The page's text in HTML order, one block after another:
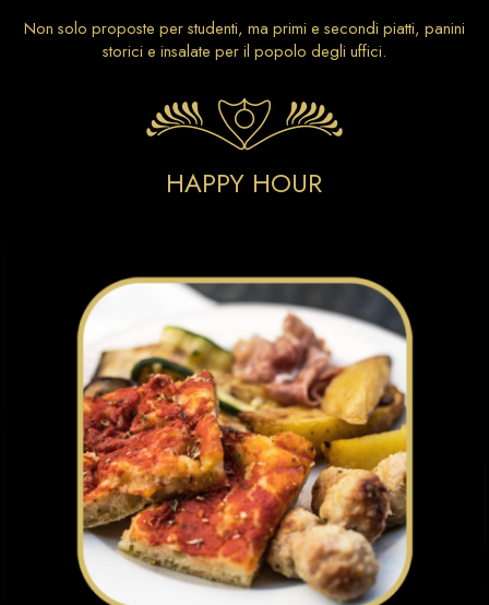
Non solo proposte per studenti, ma primi e secondi piatti, panini
storici e insalate per il popolo degli uffici.
HAPPY HOUR